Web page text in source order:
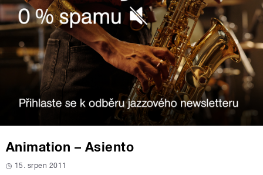
Animation – Asiento
15. srpen 2011